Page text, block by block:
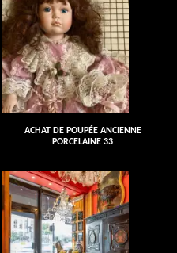
ACHAT DE POUPÉE ANCIENNE
PORCELAINE 33